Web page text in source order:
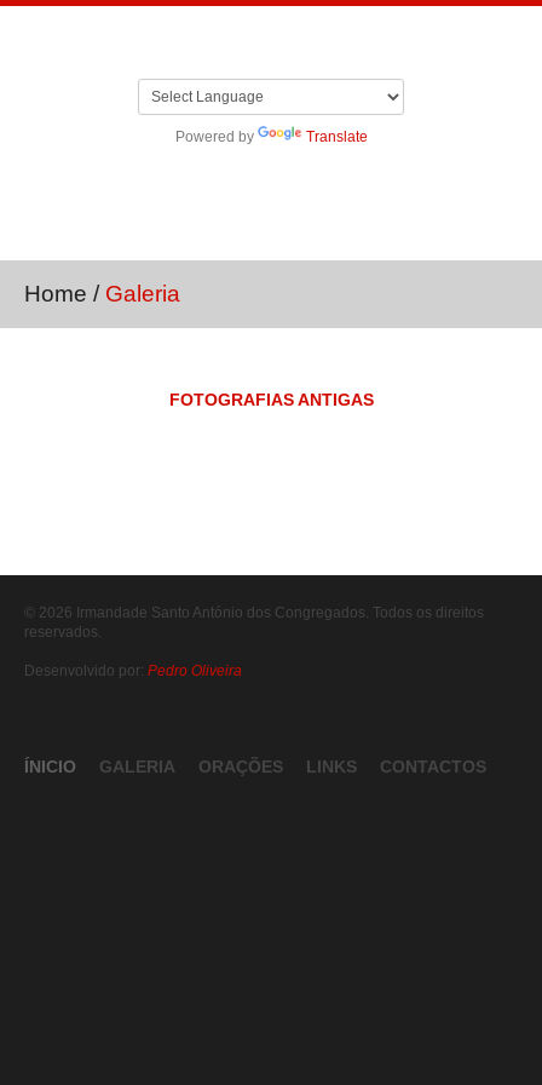
Powered by Translate
Home / Galeria
FOTOGRAFIAS ANTIGAS
© 2026 Irmandade Santo António dos Congregados. Todos os direitos
reservados.
Desenvolvido por: Pedro Oliveira
ÍNICIO GALERIA ORAÇÕES LINKS CONTACTOS